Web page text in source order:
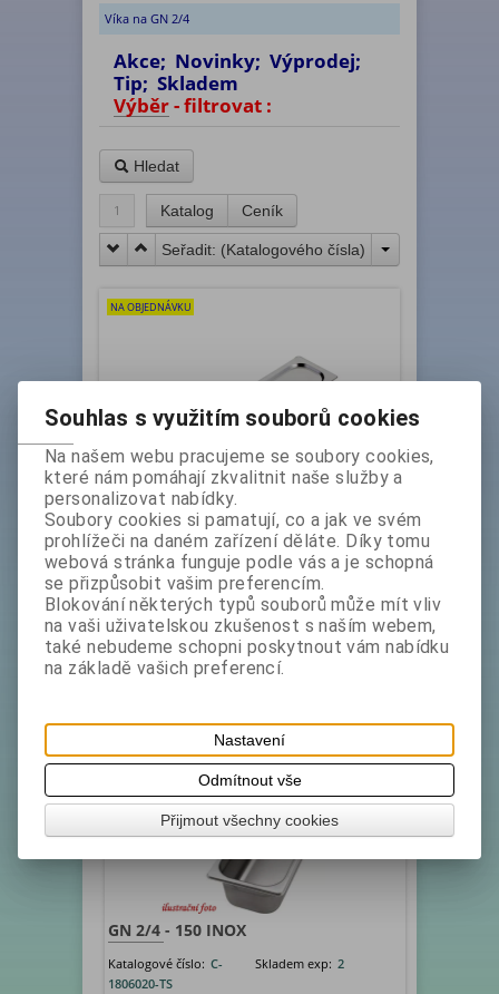
Víka na GN 2/4
Akce; Novinky; Výprodej;
Tip; Skladem
Výběr - filtrovat :
Hledat
1 Katalog Ceník
Seřadit: (Katalogového čísla)
NA OBJEDNÁVKU
Víko GN 2/4 INOX obyčejné
Katalogové číslo: C-
1806512-TS
Skladem exp:2
Víko jednoduché Vyrobeno z potravinářské nerez
ocele. Rozměry šířka a délka v cm : vnější 53 x 16,2
Možno umývat v myčce nádobí
bez DPH: 209 Kč
GN 2/4 - 150 INOX
Katalogové číslo: C-
1806020-TS
Skladem exp: 2
Souhlas s využitím souborů cookies
Na našem webu pracujeme se soubory cookies,
které nám pomáhají zkvalitnit naše služby a
personalizovat nabídky.
Soubory cookies si pamatují, co a jak ve svém
prohlížeči na daném zařízení děláte. Díky tomu
webová stránka funguje podle vás a je schopná
se přizpůsobit vašim preferencím.
Blokování některých typů souborů může mít vliv
na vaši uživatelskou zkušenost s naším webem,
také nebudeme schopni poskytnout vám nabídku
na základě vašich preferencí.
Nastavení
Odmítnout vše
Přijmout všechny cookies